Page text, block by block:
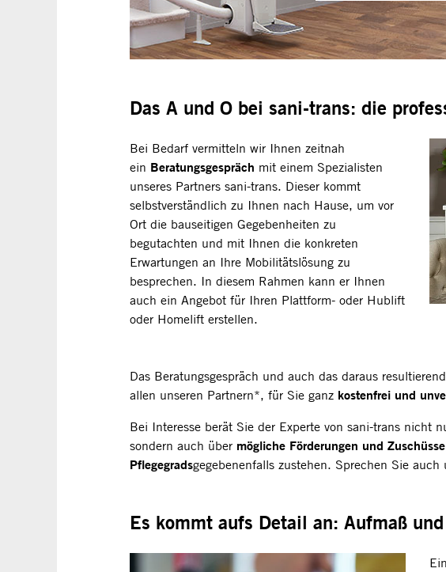
Das A und O bei sani-trans: die
Bei Bedarf vermitteln wir Ihnen zeitnah
ein Beratungsgespräch mit einem Spezialisten
unseres Partners sani-trans. Dieser kommt
selbstverständlich zu Ihnen nach Hause, um vor
Ort die bauseitigen Gegebenheiten zu
begutachten und mit Ihnen die konkreten
Erwartungen an Ihre Mobilitätslösung zu
besprechen. In diesem Rahmen kann er Ihnen
auch ein Angebot für Ihren Plattform- oder Hublift
oder Homelift erstellen.
Das Beratungsgespräch und auch das daraus
allen unseren Partnern*, für Sie ganz kostenfrei und
Bei Interesse berät Sie der Experte von sani-trans nicht
sondern auch über mögliche Förderungen und Zuschüsse
Pflegegradsgegebenenfalls zustehen. Sprechen Sie auch
Es kommt aufs Detail an: Aufmaß
Ein